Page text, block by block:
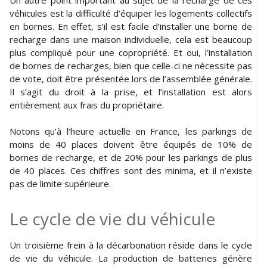
véhicules est la difficulté d’équiper les logements collectifs
en bornes. En effet, s’il est facile d’installer une borne de
recharge dans une maison individuelle, cela est beaucoup
plus compliqué pour une copropriété. Et oui, l’installation
de bornes de recharges, bien que celle-ci ne nécessite pas
de vote, doit être présentée lors de l’assemblée générale.
Il s’agit du droit à la prise, et l’installation est alors
entièrement aux frais du propriétaire.
Notons qu’à l’heure actuelle en France, les parkings de
moins de 40 places doivent être équipés de 10% de
bornes de recharge, et de 20% pour les parkings de plus
de 40 places. Ces chiffres sont des minima, et il n’existe
pas de limite supérieure.
Le cycle de vie du véhicule
Un troisième frein à la décarbonation réside dans le cycle
de vie du véhicule. La production de batteries génère